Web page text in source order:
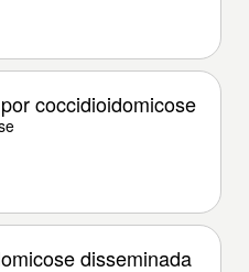
coccidioidomicose
disseminada